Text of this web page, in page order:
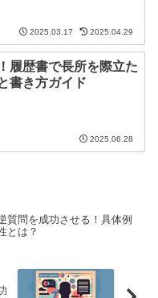
2025.03.17 2025.04.29
履歴書で長所を際立た
書き方ガイド
2025.06.28
質問を成功させる！具体例
とは？